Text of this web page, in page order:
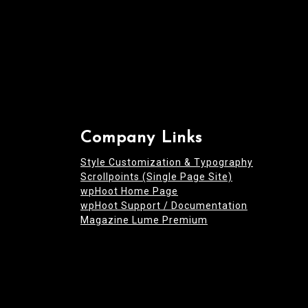
Company Links
Style Customization & Typography
Scrollpoints (Single Page Site)
wpHoot Home Page
wpHoot Support / Documentation
Magazine Lume Premium